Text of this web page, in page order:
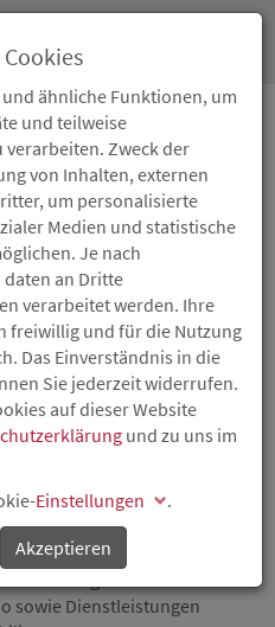
SICH AUF
2025
Verkehr, Landwirtschaft
und die Investitions- und
nehmen 2025 erneut mit
und Unternehmen
das Land vom 06. bis
in München Investoren und
sowie Dienstleistungen
ähnliche Funktionen, um
und teilweise
verarbeiten. Zweck der
von Inhalten, externen
um personalisierte
Medien und statistische
Je nach
an Dritte
verarbeitet werden. Ihre
freiwillig und für die Nutzung
Das Einverständnis in die
Sie jederzeit widerrufen.
auf dieser Website
und zu uns im
Einstellungen
.
Akzeptieren